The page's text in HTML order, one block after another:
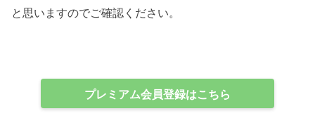
と思いますのでご確認ください。
プレミアム会員登録はこちら